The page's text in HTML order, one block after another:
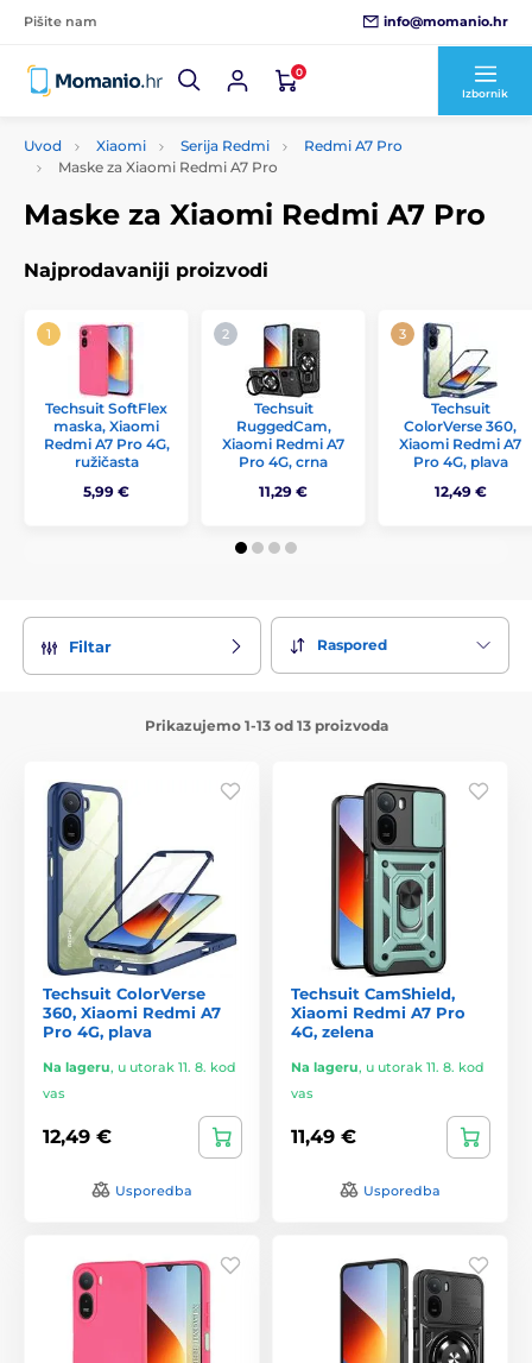
Pišite nam info@momanio.hr
0
Izbornik
Uvod Xiaomi Serija Redmi
Redmi A7 Pro
Maske za Xiaomi Redmi A7 Pro
Maske za Xiaomi Redmi A7 Pro
Najprodavaniji proizvodi
Techsuit SoftFlex
maska, Xiaomi
Redmi A7 Pro 4G,
ružičasta
5,99 €
Techsuit
RuggedCam,
Xiaomi Redmi A7
Pro 4G, crna
11,29 €
Techsuit
ColorVerse 360,
Xiaomi Redmi A7
Pro 4G, plava
12,49 €
Filtar Raspored
Prikazujemo 1-13 od 13 proizvoda
Techsuit ColorVerse
360, Xiaomi Redmi A7
Pro 4G, plava
Na lageru, u utorak 11. 8. kod
vas
12,49 €
Usporedba
Techsuit CamShield,
Xiaomi Redmi A7 Pro
4G, zelena
Na lageru, u utorak 11. 8. kod
vas
11,49 €
Usporedba